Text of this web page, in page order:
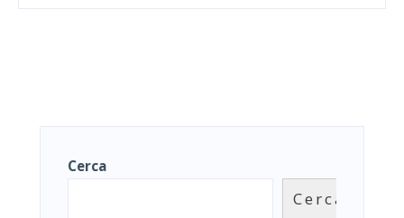
Cerca
Cerca